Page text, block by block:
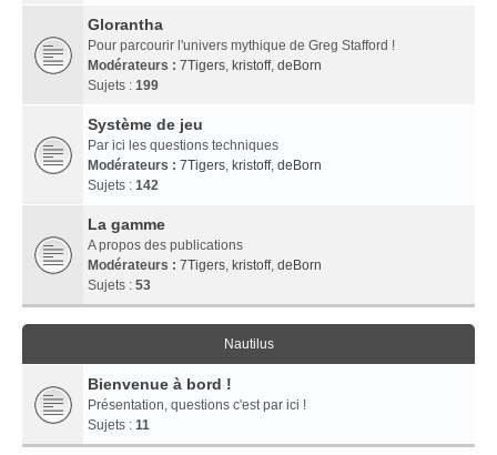
Glorantha
Pour parcourir l'univers mythique de Greg Stafford !
Modérateurs : 7Tigers, kristoff, deBorn
Sujets : 199
Système de jeu
Par ici les questions techniques
Modérateurs : 7Tigers, kristoff, deBorn
Sujets : 142
La gamme
A propos des publications
Modérateurs : 7Tigers, kristoff, deBorn
Sujets : 53
Nautilus
Bienvenue à bord !
Présentation, questions c'est par ici !
Sujets : 11